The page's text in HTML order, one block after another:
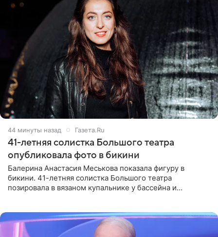
45 минут назад Газета.Ru
41-летняя солистка Большого театра
опубликовала фото в бикини
Балерина Анастасия Меськова показала фигуру в
бикини. 41-летняя солистка Большого театра
позировала в вязаном купальнике у бассейна и